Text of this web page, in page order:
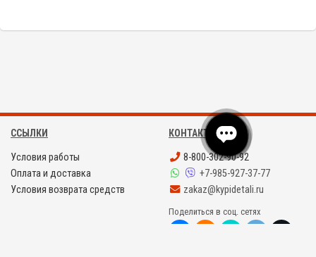
ССЫЛКИ
Условия работы
Оплата и доставка
Условия возврата средств
КОНТАКТЫ
8-800-302-90-92
+7-985-927-37-77
zakaz@kypidetali.ru
Поделиться в соц. сетях